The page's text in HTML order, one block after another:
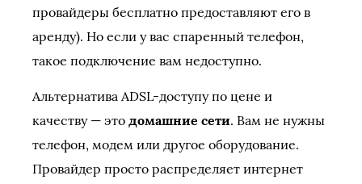
провайдеры бесплатно предоставляют его в
аренду). Но если у вас спаренный телефон,
такое подключение вам недоступно.
Альтернатива ADSL-доступу по цене и
качеству — это домашние сети. Вам не нужны
телефон, модем или другое оборудование.
Провайдер просто распределяет интернет